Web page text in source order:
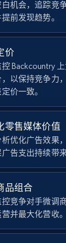
Product rating,
rating max,
and more.
Currency, Gtin,
机会，追踪竞
前发现趋势。
价
Backcountry
，以保持竞争力
价一致。
零售媒体价值
优化广告效果，
告支出持续带
品组合
竞争对手微调
并最大化营收。